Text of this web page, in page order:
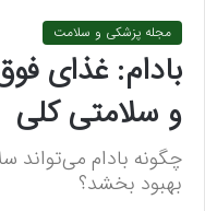
مجله پزشکی و سلامت
بادام: غذای
و سلامتی کلی
چگونه بادام
بهبود بخشد؟